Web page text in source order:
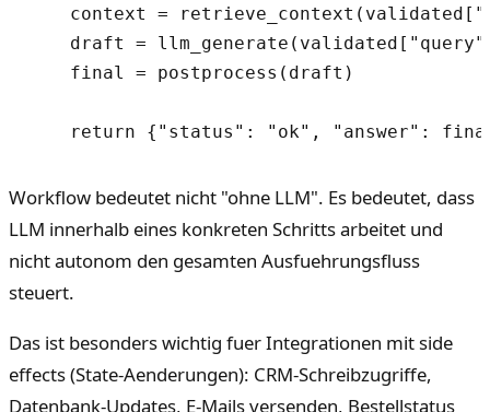
context =
draft =
    final = postprocess(draft)
Workflow bedeutet nicht "ohne LLM". Es bedeutet, dass
LLM innerhalb eines konkreten Schritts arbeitet und
nicht autonom den gesamten Ausfuehrungsfluss
steuert.
Das ist besonders wichtig fuer Integrationen mit side
effects (State-Aenderungen): CRM-Schreibzugriffe,
Datenbank-Updates, E-Mails versenden, Bestellstatus